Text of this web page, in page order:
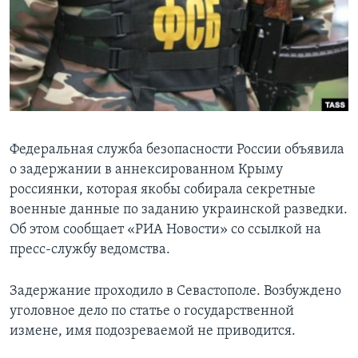
Learning English
СОЦИАЛЬНЫЕ СЕТИ
Языки
Федеральная служба безопасности России объявила
о задержании в аннексированном Крыму
россиянки, которая якобы собирала секретные
военные данные по заданию украинской разведки.
Об этом сообщает «РИА Новости» со ссылкой на
пресс-службу ведомства.
Задержание проходило в Севастополе. Возбуждено
уголовное дело по статье о государственной
измене, имя подозреваемой не приводится.